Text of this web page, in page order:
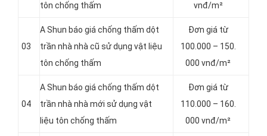
tôn chống thấm
vnđ/m²
03
A Shun báo giá chống thấm dột
trần nhà nhà cũ sử dụng vật liệu
tôn chống thấm
Đơn giá từ
100.000 – 150.
000 vnđ/m²
04
A Shun báo giá chống thấm dột
trần nhà nhà mới sử dụng vật
liệu tôn chống thấm
Đơn giá từ
110.000 – 160.
000 vnđ/m²